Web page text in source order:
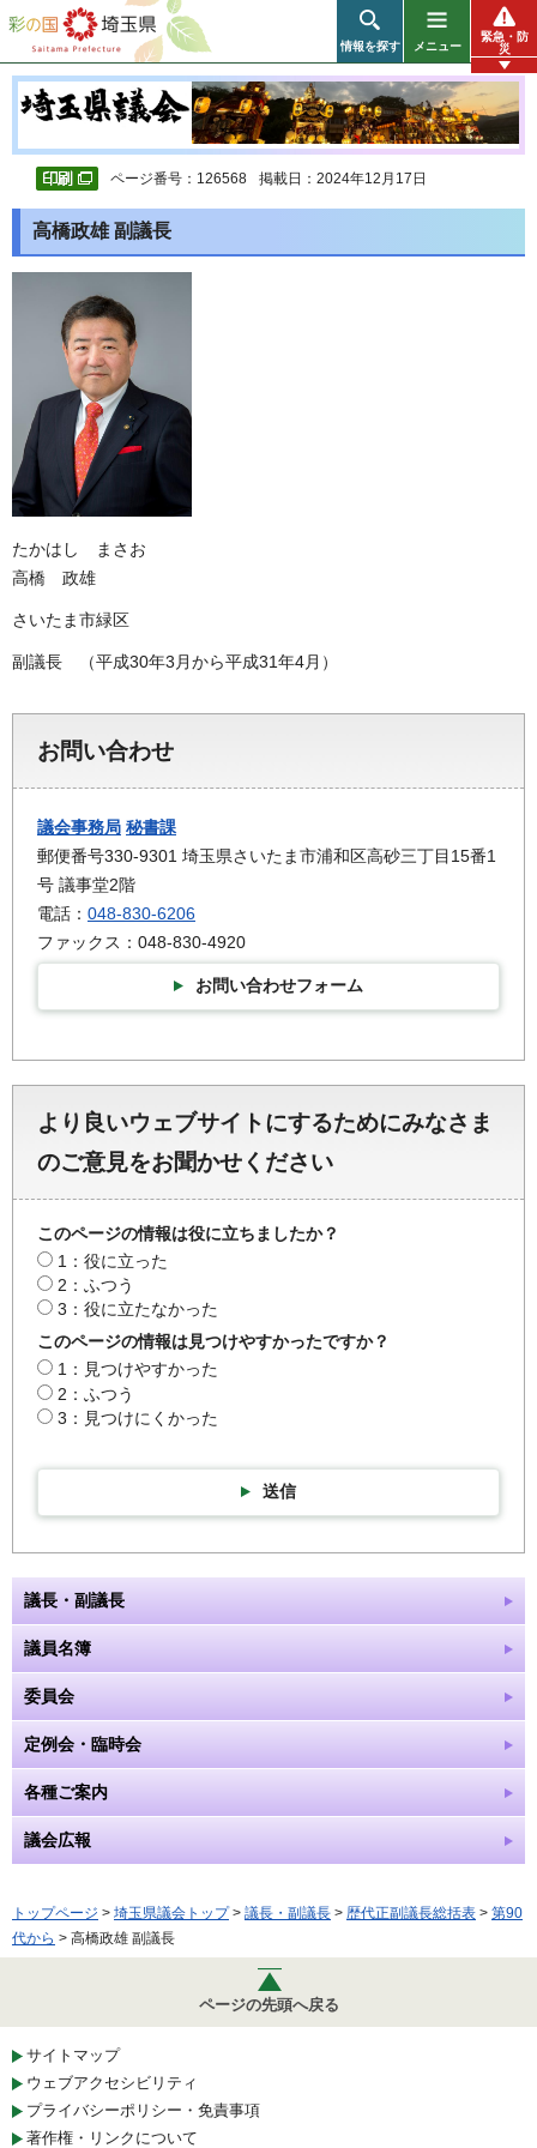
彩の国 埼玉県
情報を探す メニュー
緊急・防
災
ページ番号：126568 掲載日：2024年12月17日
高橋政雄 副議長
たかはし まさお
高橋 政雄
さいたま市緑区
副議長 （平成30年3月から平成31年4月）
お問い合わせ
議会事務局 秘書課
郵便番号330-9301 埼玉県さいたま市浦和区高砂三丁目15番1
号 議事堂2階
電話： 048-830-6206
ファックス：048-830-4920
お問い合わせフォーム
より良いウェブサイトにするためにみなさま
のご意見をお聞かせください
このページの情報は役に立ちましたか？
1：役に立った
2：ふつう
3：役に立たなかった
このページの情報は見つけやすかったですか？
1：見つけやすかった
2：ふつう
3：見つけにくかった
送信
議長・副議長
議員名簿
委員会
定例会・臨時会
各種ご案内
議会広報
トップページ > 埼玉県議会トップ> 議長・副議長 > 歴代正副議長総括表 > 第90
代から > 高橋政雄 副議長
ページの先頭へ戻る
サイトマップ
ウェブアクセシビリティ
プライバシーポリシー・免責事項
著作権・リンクについて